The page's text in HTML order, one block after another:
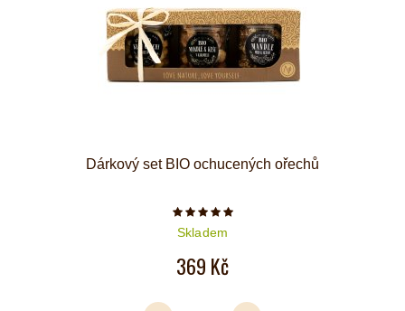
Dárkový set BIO ochucených ořechů
Počet hvězdiček je 5 z 5
Skladem
369 Kč